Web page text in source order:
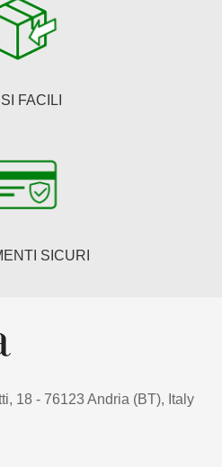
FACILI
SICURI
18 - 76123 Andria (BT), Italy